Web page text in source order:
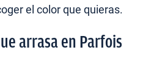
el color que quieras.
arrasa en Parfois